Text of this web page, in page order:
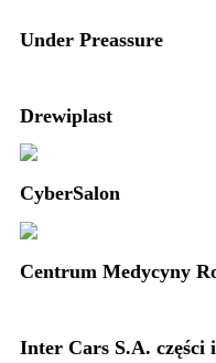
Under Preassure
Drewiplast
CyberSalon
Centrum Medycyny
Inter Cars S.A. części